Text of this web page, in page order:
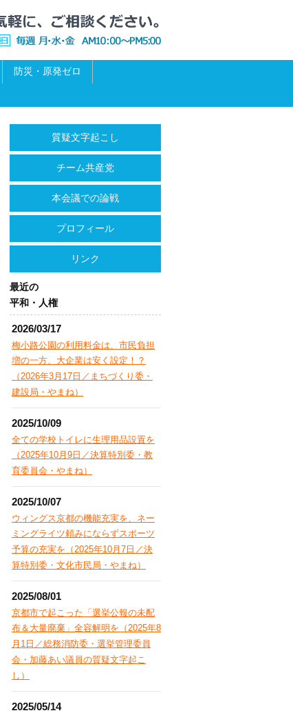
防災・原発ゼロ
質疑文字起こし
チーム共産党
本会議での論戦
プロフィール
リンク
最近の
平和・人権
2026/03/17
梅小路公園の利用料金は、市民負担
増の一方、大企業は安く設定！？
（2026年3月17日／まちづくり委・
建設局・やまね）
2025/10/09
全ての学校トイレに生理用品設置を
（2025年10月9日／決算特別委・教
育委員会・やまね）
2025/10/07
ウィングス京都の機能充実を、ネー
ミングライツ頼みにならずスポーツ
予算の充実を（2025年10月7日／決
算特別委・文化市民局・やまね）
2025/08/01
京都市で起こった「選挙公報の未配
布＆大量廃棄」全容解明を（2025年8
月1日／総務消防委・選挙管理委員
会・加藤あい議員の質疑文字起こ
し）
2025/05/14